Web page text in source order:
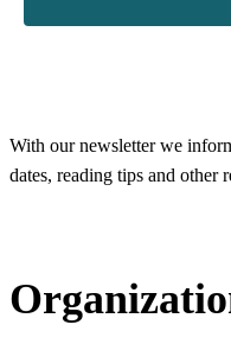
With our newsletter we
dates, reading tips and other